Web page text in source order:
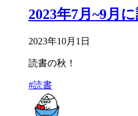
2023年7月~9月
2023年10月1日
読書の秋！
#読書